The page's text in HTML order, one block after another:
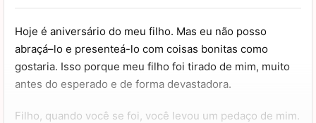
nunca irá morrer.
Hoje é aniversário do meu filho. Mas eu não posso
abraçá–lo e presenteá-lo com coisas bonitas como
gostaria. Isso porque meu filho foi tirado de mim, muito
antes do esperado e de forma devastadora.
Filho, quando você se foi, você levou um pedaço de mim.